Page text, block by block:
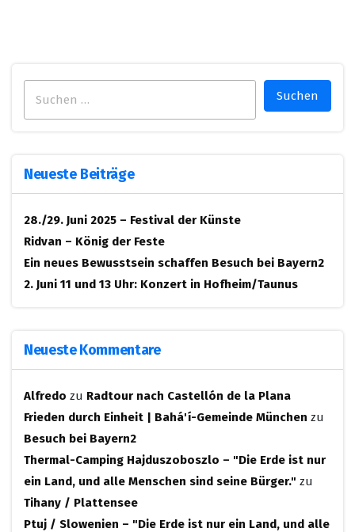
nach:
Neueste Beiträge
28./29. Juni 2025 – Festival der Künste
Ridvan – König der Feste
Ein neues Bewusstsein schaffen Besuch bei Bayern2
2. Juni 11 und 13 Uhr: Konzert in Hofheim/Taunus
Neueste Kommentare
Alfredo zu Radtour nach Castellón de la Plana
Frieden durch Einheit | Bahá'í-Gemeinde München zu
Besuch bei Bayern2
Thermal-Camping Hajduszoboszlo – "Die Erde ist nur
ein Land, und alle Menschen sind seine Bürger." zu
Tihany / Plattensee
Ptuj / Slowenien – "Die Erde ist nur ein Land, und alle